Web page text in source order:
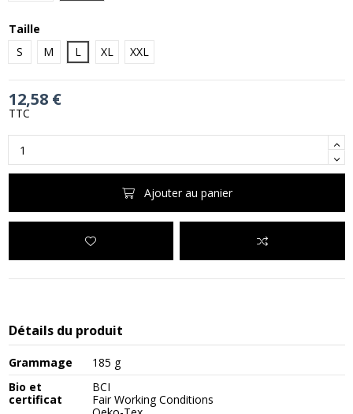
Taille
S
M L XL XXL
12,58 €
TTC
Ajouter au panier
Détails du produit
Grammage
185 g
Bio et
certificat
BCI
Fair Working Conditions